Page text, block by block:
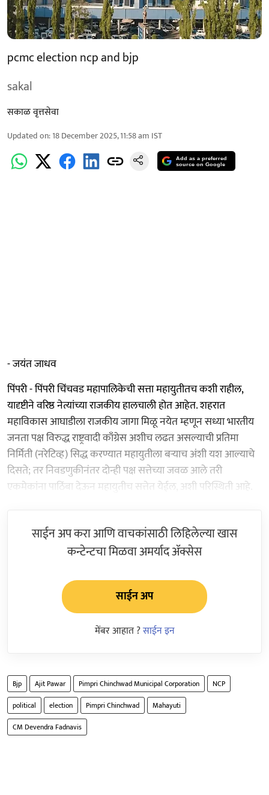
pcmc election ncp and bjp
sakal
सकाळ वृत्तसेवा
Updated on:18 December 2025, 11:58 am IST
Add as a preferred
source on Google
- जयंत जाधव
पिंपरी - पिंपरी चिंचवड महापालिकेची सत्ता महायुतीतच कशी राहील,
यादृष्टीने वरिष्ठ नेत्यांच्या राजकीय हालचाली होत आहेत. शहरात
महाविकास आघाडीला राजकीय जागा मिळू नयेत म्हणून सध्या भारतीय
जनता पक्ष विरुद्ध राष्ट्रवादी काँग्रेस अशीच लढत असल्याची प्रतिमा
निर्मिती (नरेटिव्ह) सिद्ध करण्यात महायुतीला बऱ्याच अंशी यश आल्याचे
दिसते; तर निवडणुकीनंतर दोन्ही पक्ष सत्तेच्या जवळ आले तरी
एकमेकांना पाठिंबा देऊन महायुतीच सत्तेत येईल, अशी परिस्थिती आहे.
साईन अप करा आणि वाचकांसाठी लिहिलेल्या खास
कन्टेन्टचा मिळवा अमर्याद ॲक्सेस
साईन अप
मेंबर आहात ?साईन इन
Bjp Ajit Pawar Pimpri Chinchwad Municipal Corporation
NCP
political
election Pimpri Chinchwad
Mahayuti
CM Devendra Fadnavis